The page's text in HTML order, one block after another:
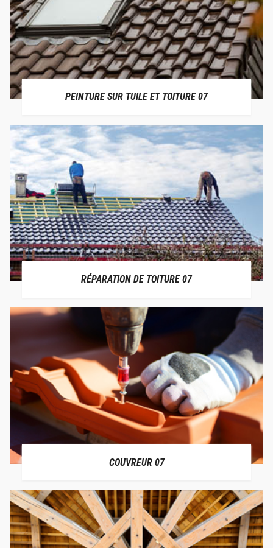
PEINTURE SUR TUILE ET TOITURE 07
RÉPARATION DE TOITURE 07
COUVREUR 07